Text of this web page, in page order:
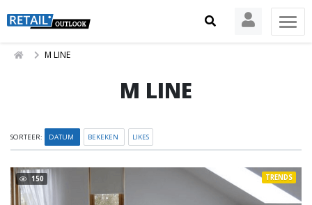
M LINE
M LINE
SORTEER: DATUM BEKEKEN LIKES
150 TRENDS